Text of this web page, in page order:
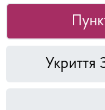
Укриття